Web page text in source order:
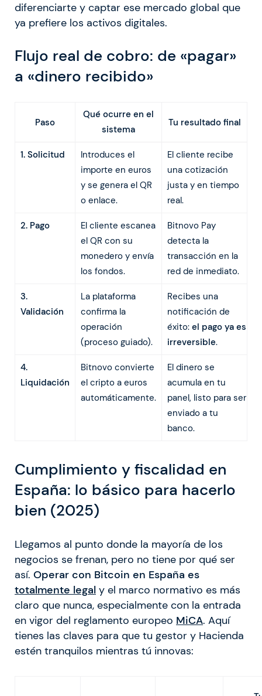
diferenciarte y captar ese mercado global que
ya prefiere los activos digitales.
Flujo real de cobro: de «pagar»
a «dinero recibido»
Paso
Qué ocurre en el
sistema
Tu resultado final
1. Solicitud
Introduces el
importe en euros
y se genera el QR
o enlace.
El cliente recibe
una cotización
justa y en tiempo
real.
2. Pago
El cliente escanea
el QR con su
monedero y envía
los fondos.
Bitnovo Pay
detecta la
transacción en la
red de inmediato.
3.
Validación
La plataforma
confirma la
operación
(proceso guiado).
Recibes una
notificación de
éxito: el pago ya es
irreversible.
4.
Liquidación
Bitnovo convierte
el cripto a euros
automáticamente.
El dinero se
acumula en tu
panel, listo para ser
enviado a tu
banco.
Cumplimiento y fiscalidad en
España: lo básico para hacerlo
bien (2025)
Llegamos al punto donde la mayoría de los
negocios se frenan, pero no tiene por qué ser
así. Operar con Bitcoin en España es
totalmente legal y el marco normativo es más
claro que nunca, especialmente con la entrada
en vigor del reglamento europeo MiCA. Aquí
tienes las claves para que tu gestor y Hacienda
estén tranquilos mientras tú innovas: